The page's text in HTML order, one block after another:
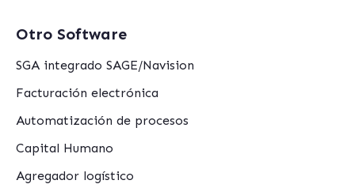
Otro Software
SGA integrado SAGE/Navision
Facturación electrónica
Automatización de procesos
Capital Humano
Agregador logístico